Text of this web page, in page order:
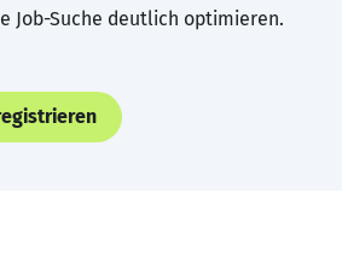
Job-Suche deutlich optimieren.